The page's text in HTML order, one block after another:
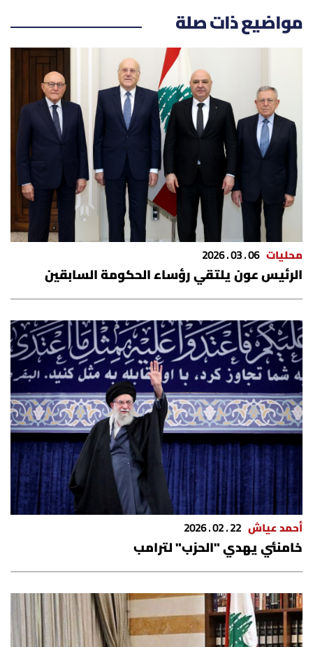
شروط الإشتراك
Digital solutions by
مواضيع ذات صلة
محليات 06 . 03 . 2026
الرئيس عون يلتقي رؤساء الحكومة السابقين
أحمد عياش 22 . 02 . 2026
خامنئي يهدي "الحزب" لترامب